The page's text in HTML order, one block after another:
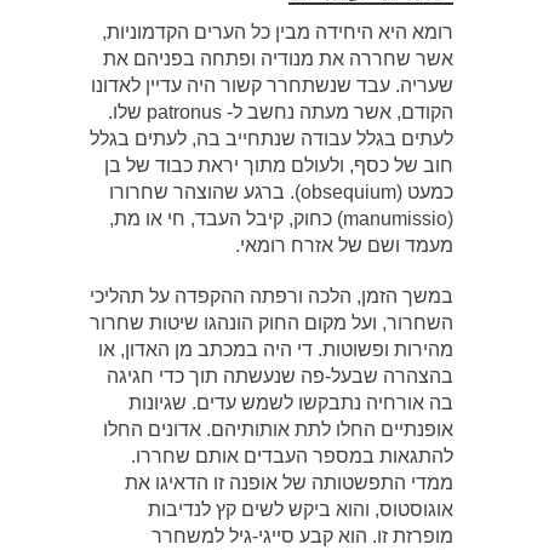
רומא היא היחידה מבין כל הערים הקדמוניות,
אשר שחררה את מנודיה ופתחה בפניהם את
שעריה. עבד שנשתחרר קשור היה עדיין לאדונו
הקודם, אשר מעתה נחשב ל- patronus שלו.
לעתים בגלל עבודה שנתחייב בה, לעתים בגלל
חוב של כסף, ולעולם מתוך יראת כבוד של בן
כמעט (obsequium). ברגע שהוצהר שחרורו
(manumissio) כחוק, קיבל העבד, חי או מת,
מעמד ושם של אזרח רומאי.
במשך הזמן, הלכה ורפתה ההקפדה על תהליכי
השחרור, ועל מקום החוק הונהגו שיטות שחרור
מהירות ופשוטות. די היה במכתב מן האדון, או
בהצהרה שבעל-פה שנעשתה תוך כדי חגיגה
בה אורחיה נתבקשו לשמש עדים. שגיונות
אופנתיים החלו לתת אותותיהם. אדונים החלו
להתגאות במספר העבדים אותם שחררו.
ממדי התפשטותה של אופנה זו הדאיגו את
אוגוסטוס, והוא ביקש לשים קץ לנדיבות
מופרזת זו. הוא קבע סייגי-גיל למשחרר